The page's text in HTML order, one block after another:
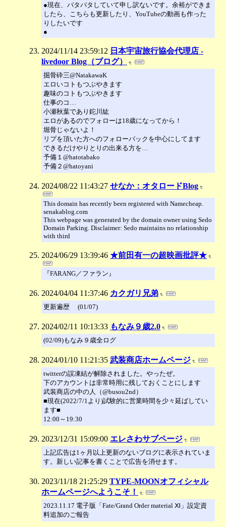
●現在、バタバタしていて申し訳ないです。余裕ができま
したら、こちらも更新したり、YouTubeの動画も作った
りしたいです
●
2024/11/14 23:59:12 日本宇宙旅行協会代理店 -
livedoor Blog（ブログ）
掘骨砕三@NatakawaK
エロいコトもつぶやきます
趣味のコトもつぶやきます
仕事のコ…
小瀬秋葉であり鉈川紘
エロがあるのでフォローは18歳になってから！
堀骨じゃないよ！
リプを頂いた方へのフォローバックを中心にしてます
できるだけやりとりの出来る方を…
予備１@hatotabako
予備２@hatoyani
2024/08/22 11:43:27 せなか：オタロードBlog
This domain has recently been registered with Namecheap.
senakablog.com
This webpage was generated by the domain owner using Sedo
Domain Parking. Disclaimer: Sedo maintains no relationship
with third
2024/06/29 13:39:46 ★前田有一の超映画批評★
『FARANG／ファラン』
2024/04/04 11:37:46 カクガリ兄弟
更新遍歴 (01/07)
2024/02/11 10:13:33 もなみ９歳2.0
(02/09)もなみ９歳全ログ
2024/01/10 11:21:35 武装商店ホームページ
twitterの誤凍結が解除されました。やったぜ。
下のアカウントは非常時用に残しておくことにします
武装商店の中の人（@busou2nd）
■現在(2022/7/1より)試験的に営業時間を少々延ばしてい
ます■
12:00～19:30
2023/12/31 15:09:00 エレさわサブページ
上記広告は1ヶ月以上更新のないブログに表示されていま
す。新しい記事を書くことで広告を消せます。
2023/11/18 21:25:29 TYPE-MOONオフィシャル
ホームページへようこそ！
2023.11.17 電子版「Fate/Grand Order material Ⅺ」設定資
料追加のご報告